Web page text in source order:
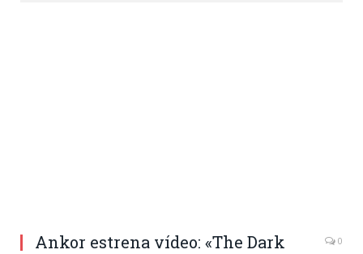
Ankor estrena vídeo: «The Dark
0